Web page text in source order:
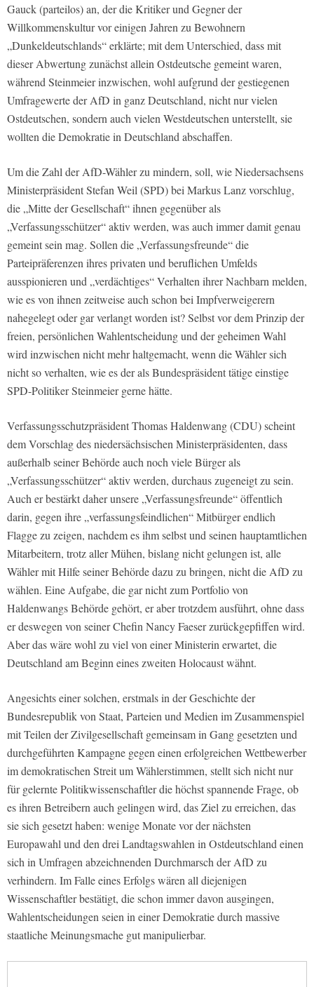
Gauck (parteilos) an, der die Kritiker und Gegner der
Willkommenskultur vor einigen Jahren zu Bewohnern
„Dunkeldeutschlands“ erklärte; mit dem Unterschied, dass mit
dieser Abwertung zunächst allein Ostdeutsche gemeint waren,
während Steinmeier inzwischen, wohl aufgrund der gestiegenen
Umfragewerte der AfD in ganz Deutschland, nicht nur vielen
Ostdeutschen, sondern auch vielen Westdeutschen unterstellt, sie
wollten die Demokratie in Deutschland abschaffen.
Um die Zahl der AfD-Wähler zu mindern, soll, wie Niedersachsens
Ministerpräsident Stefan Weil (SPD) bei Markus Lanz vorschlug,
die „Mitte der Gesellschaft“ ihnen gegenüber als
„Verfassungsschützer“ aktiv werden, was auch immer damit genau
gemeint sein mag. Sollen die „Verfassungsfreunde“ die
Parteipräferenzen ihres privaten und beruflichen Umfelds
ausspionieren und „verdächtiges“ Verhalten ihrer Nachbarn melden,
wie es von ihnen zeitweise auch schon bei Impfverweigerern
nahegelegt oder gar verlangt worden ist? Selbst vor dem Prinzip der
freien, persönlichen Wahlentscheidung und der geheimen Wahl
wird inzwischen nicht mehr haltgemacht, wenn die Wähler sich
nicht so verhalten, wie es der als Bundespräsident tätige einstige
SPD-Politiker Steinmeier gerne hätte.
Verfassungsschutzpräsident Thomas Haldenwang (CDU) scheint
dem Vorschlag des niedersächsischen Ministerpräsidenten, dass
außerhalb seiner Behörde auch noch viele Bürger als
„Verfassungsschützer“ aktiv werden, durchaus zugeneigt zu sein.
Auch er bestärkt daher unsere „Verfassungsfreunde“ öffentlich
darin, gegen ihre „verfassungsfeindlichen“ Mitbürger endlich
Flagge zu zeigen, nachdem es ihm selbst und seinen hauptamtlichen
Mitarbeitern, trotz aller Mühen, bislang nicht gelungen ist, alle
Wähler mit Hilfe seiner Behörde dazu zu bringen, nicht die AfD zu
wählen. Eine Aufgabe, die gar nicht zum Portfolio von
Haldenwangs Behörde gehört, er aber trotzdem ausführt, ohne dass
er deswegen von seiner Chefin Nancy Faeser zurückgepfiffen wird.
Aber das wäre wohl zu viel von einer Ministerin erwartet, die
Deutschland am Beginn eines zweiten Holocaust wähnt.
Angesichts einer solchen, erstmals in der Geschichte der
Bundesrepublik von Staat, Parteien und Medien im Zusammenspiel
mit Teilen der Zivilgesellschaft gemeinsam in Gang gesetzten und
durchgeführten Kampagne gegen einen erfolgreichen Wettbewerber
im demokratischen Streit um Wählerstimmen, stellt sich nicht nur
für gelernte Politikwissenschaftler die höchst spannende Frage, ob
es ihren Betreibern auch gelingen wird, das Ziel zu erreichen, das
sie sich gesetzt haben: wenige Monate vor der nächsten
Europawahl und den drei Landtagswahlen in Ostdeutschland einen
sich in Umfragen abzeichnenden Durchmarsch der AfD zu
verhindern. Im Falle eines Erfolgs wären all diejenigen
Wissenschaftler bestätigt, die schon immer davon ausgingen,
Wahlentscheidungen seien in einer Demokratie durch massive
staatliche Meinungsmache gut manipulierbar.